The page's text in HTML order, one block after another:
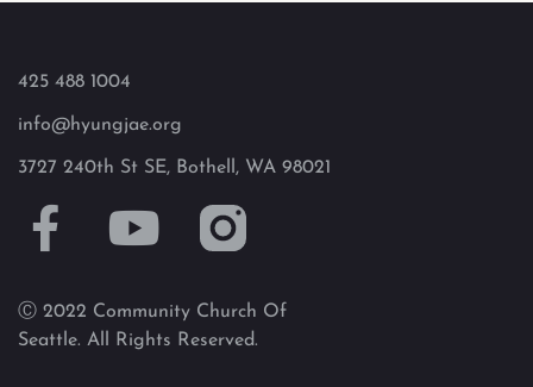
425 488 1004
info@hyungjae.org
3727 240th St SE, Bothell, WA 98021
Ⓒ 2022 Community Church Of
Seattle. All Rights Reserved.